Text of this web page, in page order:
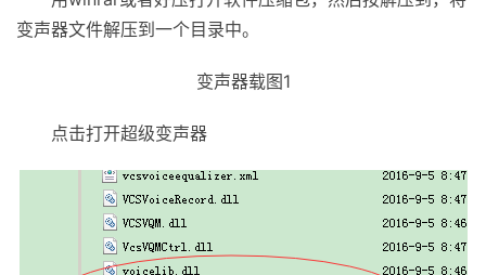
变声器文件解压到一个目录中。
变声器载图1
点击打开超级变声器